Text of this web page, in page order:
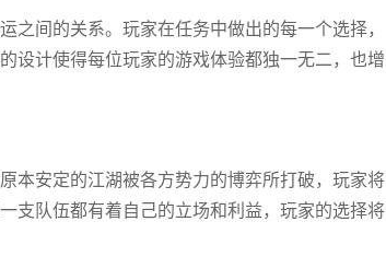
之间的关系。玩家在任务中做出的每一个选择，
设计使得每位玩家的游戏体验都独一无二，也增
本安定的江湖被各方势力的博弈所打破，玩家将
支队伍都有着自己的立场和利益，玩家的选择将